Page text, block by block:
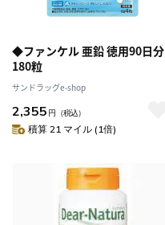
◆ファンケル 亜鉛 徳用90日分
180粒
サンドラッグe-shop
2,355 円 （税込）
積算 21 マイル (1倍)